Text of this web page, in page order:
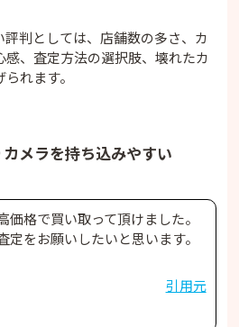
判としては、店舗数の多さ、カ
感、査定方法の選択肢、壊れたカ
れます。
メラを持ち込みやすい
価格で買い取って頂けました。
定をお願いしたいと思います。
引用元